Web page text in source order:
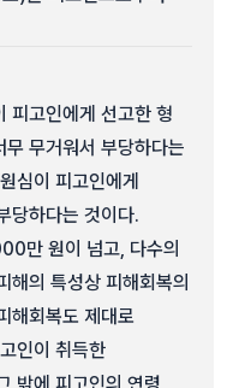
피고인에게 선고한 형
무거워서 부당하다는
심이 피고인에게
당하다는 것이다.
만 원이 넘고, 다수의
해의 특성상 피해회복의
해회복도 제대로
인이 취득한